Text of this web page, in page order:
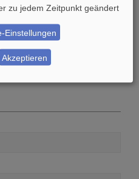
Gehe zu
Suche
zu jedem Zeitpunkt geändert
Einstellungen
Akzeptieren